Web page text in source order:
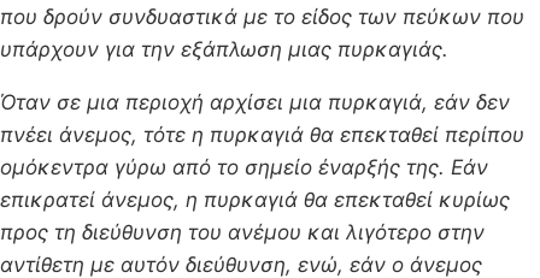
που δρούν συνδυαστικά με το είδος των πεύκων που
υπάρχουν για την εξάπλωση μιας πυρκαγιάς.
Όταν σε μια περιοχή αρχίσει μια πυρκαγιά, εάν δεν
πνέει άνεμος, τότε η πυρκαγιά θα επεκταθεί περίπου
ομόκεντρα γύρω από το σημείο έναρξής της. Εάν
επικρατεί άνεμος, η πυρκαγιά θα επεκταθεί κυρίως
προς τη διεύθυνση του ανέμου και λιγότερο στην
αντίθετη με αυτόν διεύθυνση, ενώ, εάν ο άνεμος